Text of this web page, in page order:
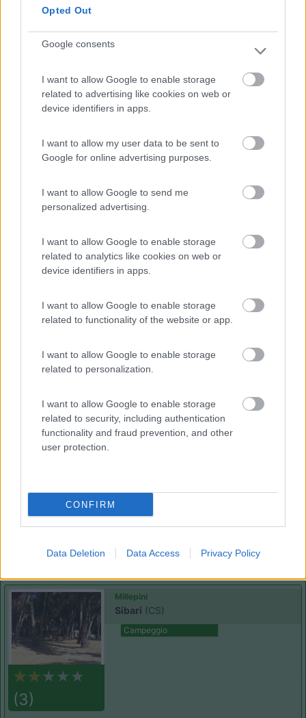
Opted Out
Google consents
I want to allow Google to enable storage
related to advertising like cookies on web or
device identifiers in apps.
I want to allow my user data to be sent to
Google for online advertising purposes.
I want to allow Google to send me
personalized advertising.
I want to allow Google to enable storage
related to analytics like cookies on web or
device identifiers in apps.
I want to allow Google to enable storage
related to functionality of the website or app.
I want to allow Google to enable storage
related to personalization.
I want to allow Google to enable storage
related to security, including authentication
functionality and fraud prevention, and other
user protection.
CONFIRM
Data Deletion Data Access Privacy Policy
Punto ristoro
Campeggio prevalentemente all'ombra, servizi
puliti e docce calde gratuite ma, purtroppo, con
gli scarichi otturati (non si riesce a fare una doccia
senza che trovarsi con i piedi immersi nell'acqua
fino alle caviglie). Il personale è molto gentile e
problema. Piazzole immense, ma purtroppo troppi
stanziali che oramai si sentono i padroni. Prezzi
bassissimi, una persona un camper e un cane: 20
euro in alta stagione, elettricità compresa. Ci
tornerò.
Servizi
ben ombreggiati, infatti non abbiamo aperto la
tenda. I bagni efficienti e puliti con docce calde
gratuite. La spiaggia con sabbia proprio di fronte
al campeggio con mare pulito. Nel mese di luglio
Caratteristiche
Segnalati nei dintorni
(3)
Millepini
Sibari (CS)
Campeggio